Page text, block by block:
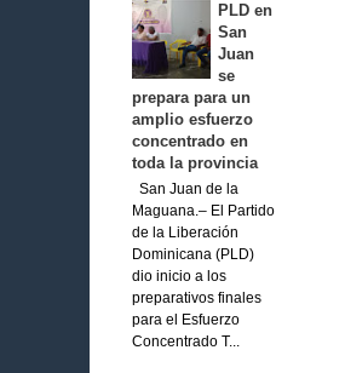
PLD en
San
Juan
se
prepara para un
amplio esfuerzo
concentrado en
toda la provincia
San Juan de la
Maguana.– El Partido
de la Liberación
Dominicana (PLD)
dio inicio a los
preparativos finales
para el Esfuerzo
Concentrado T...